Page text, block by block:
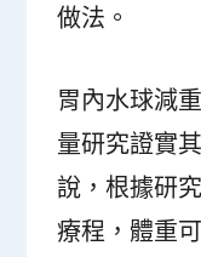
做法。
胃內水球減
量研究證實
說，根據研
療程，體重